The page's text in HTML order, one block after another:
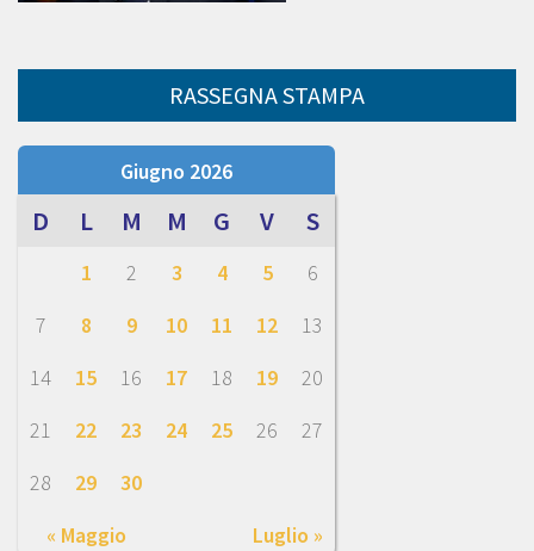
RASSEGNA STAMPA
Giugno 2026
D L M M G V S
« Maggio Luglio »
1 2 3 4 5
6
7
8 9 10 11 12
13
14
15 16 17 18 19
20
21
22 23 24 25 26
27
28
29 30